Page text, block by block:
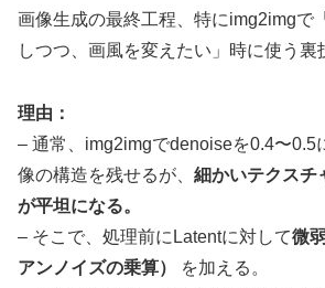
画像生成の最終工程、特にimg2imgで
しつつ、画風を変えたい」時に使う裏
理由：
– 通常、img2imgでdenoiseを0.4〜0.5
像の構造を残せるが、 細かいテクスチ
が平坦になる。
– そこで、処理前にLatentに対して微
アンノイズの乗算）
を加える。